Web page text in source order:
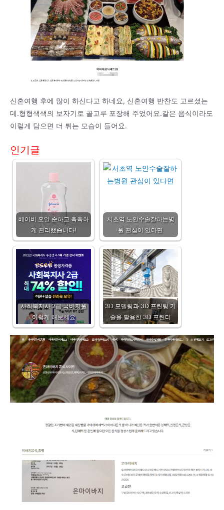
신혼여행 후에 많이 하신다고 하네요, 신혼여행 반찬도 고르셨는
데.형형색색의 보자기로 골고루 포장해 주었어요.같은 음식이라도
이렇게 담으면 더 튀는 모습이 들어요.
인기글
베이비 오일 순하고 촉촉하
게 관리했습니다!
서초역 노안수술잘하는병
원 관심이 있다면
사회복지사 2급 국비지원
이렇게 해보세요
3D 모델링과 3D 프린팅 기
술을 활용한 3D 프린터